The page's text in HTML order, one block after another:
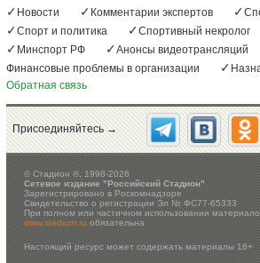
Новости Комментарии экспертов
Спорт и политика
Спортивный некролог
Минспорт РФ
Анонсы видеотрансляций
Финансовые проблемы в организации
Обратная связь
Присоединяйтесь →
©Стадион ®, 1998-2026
Сетевое издание "Российский Стадион"
Зарегистрировано в Роскомнадзоре
Свидетельство о регистрации Эл № ФС77-65333
При полном или частичном использовании
www.stadium.ruобязательна
Настоящий ресурс может содержать материалы 16+